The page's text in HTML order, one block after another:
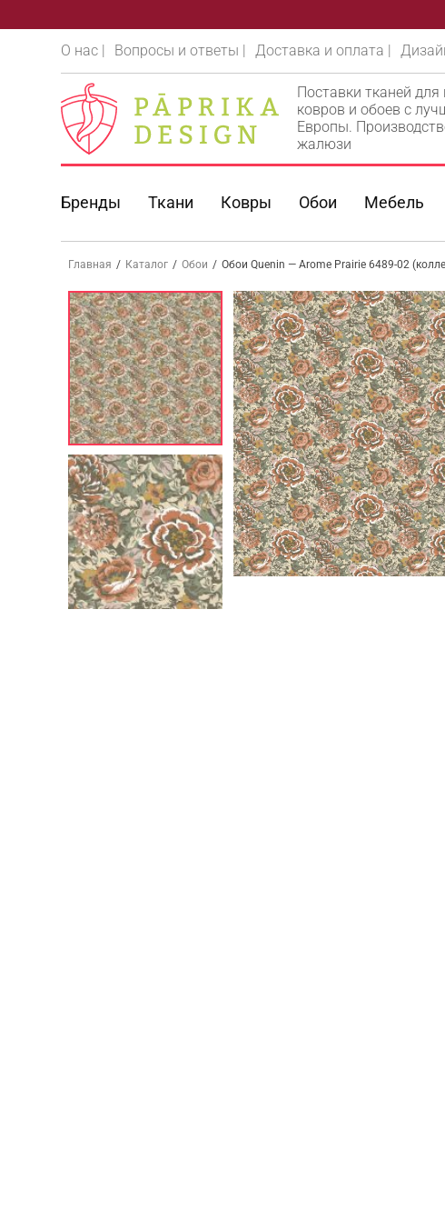
О нас | Вопросы и ответы | Доставка и оплата |
Поставки тканей
ковров и обоев с
Европы.
жалюзи
Бренды Ткани Ковры Обои Мебель
Главная / Каталог / Обои / Обои Quenin — Arome Prairie 6489-02